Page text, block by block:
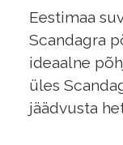
Eestimaa
Scandagra
ideaalne
üles
jäädvusta